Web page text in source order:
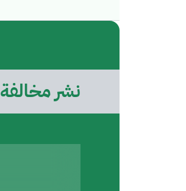
نشر مخالفة